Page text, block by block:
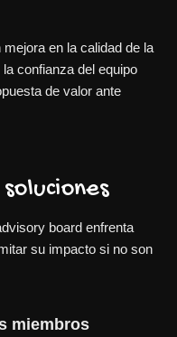
en la calidad de la
confianza del equipo
de valor ante
board enfrenta
su impacto si no son
miembros